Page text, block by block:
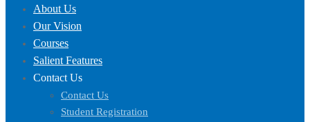
About Us
Our Vision
Courses
Salient Features
Contact Us
Contact Us
Student Registration